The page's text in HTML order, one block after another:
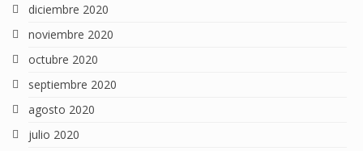
diciembre 2020
noviembre 2020
octubre 2020
septiembre 2020
agosto 2020
julio 2020